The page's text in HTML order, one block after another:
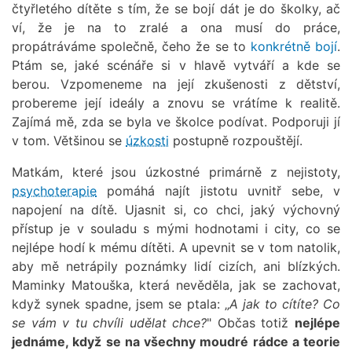
čtyřletého dítěte s tím, že se bojí dát je do školky, ač
ví, že je na to zralé a ona musí do práce,
propátráváme společně, čeho že se to konkrétně bojí.
Ptám se, jaké scénáře si v hlavě vytváří a kde se
berou. Vzpomeneme na její zkušenosti z dětství,
probereme její ideály a znovu se vrátíme k realitě.
Zajímá mě, zda se byla ve školce podívat. Podporuji jí
v tom. Většinou se úzkosti postupně rozpouštějí.
Matkám, které jsou úzkostné primárně z nejistoty,
psychoterapie pomáhá najít jistotu uvnitř sebe, v
napojení na dítě. Ujasnit si, co chci, jaký výchovný
přístup je v souladu s mými hodnotami i city, co se
nejlépe hodí k mému dítěti. A upevnit se v tom natolik,
aby mě netrápily poznámky lidí cizích, ani blízkých.
Maminky Matouška, která nevěděla, jak se zachovat,
když synek spadne, jsem se ptala: „A jak to cítíte? Co
se vám v tu chvíli udělat chce?" Občas totiž nejlépe
jednáme, když se na všechny moudré rádce a teorie